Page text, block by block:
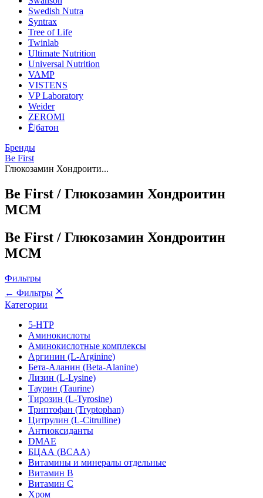
Swedish Nutra
Syntrax
Tree of Life
Twinlab
Ultimate Nutrition
Universal Nutrition
VAMP
VISTENS
VP Laboratory
Weider
ZEROMI
Ё|батон
Бренды
Be First
Глюкозамин Хондроити...
Be First / Глюкозамин Хондроитин
МСМ
Be First / Глюкозамин Хондроитин
МСМ
Фильтры
← Фильтры ×
Категории
5-HTP
Аминокислоты
Аминокислотные комплексы
Аргинин (L-Arginine)
Бета-Аланин (Beta-Alanine)
Лизин (L-Lysine)
Таурин (Taurine)
Тирозин (L-Tyrosine)
Триптофан (Tryptophan)
Цитрулин (L-Citrulline)
Антиоксиданты
DMAE
БЦАА (BCAA)
Витамины и минералы отдельные
Витамин B
Витамин C
Хром